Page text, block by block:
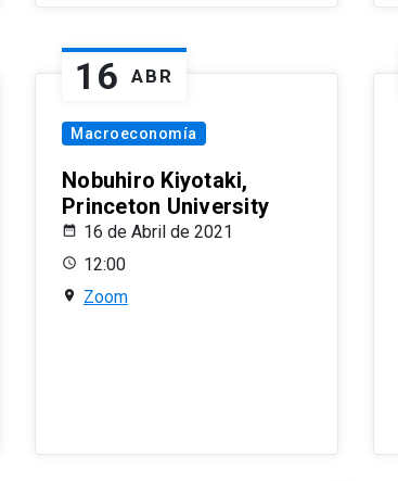
16 ABR
Macroeconomía
Nobuhiro Kiyotaki,
Princeton University
16 de Abril de 2021
12:00
Zoom